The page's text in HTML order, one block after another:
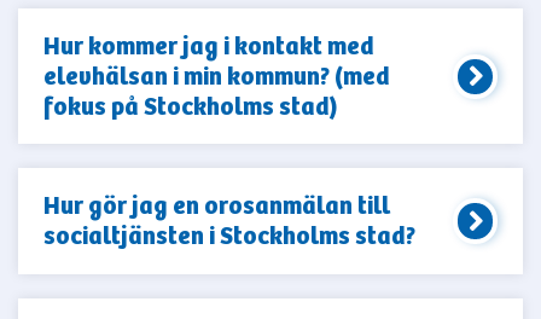
Hur kommer jag i kontakt med
elevhälsan i min kommun? (med
fokus på Stockholms stad)
Hur gör jag en orosanmälan till
socialtjänsten i Stockholms stad?